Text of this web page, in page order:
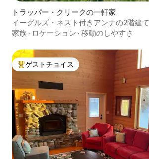
トラッパー・クリークの一軒家
イーグルズ・ネスト付きアンナの2階建て
家族 · ロケーション · 移動のしやすさ
大好評のゲストチョイスです。
ゲストチョイス